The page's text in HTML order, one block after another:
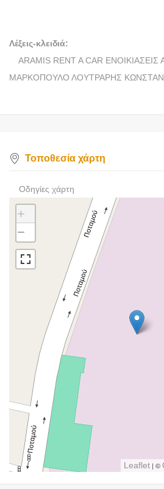
Λέξεις-κλειδιά:
ARAMIS RENT A CAR
ΜΑΡΚΟΠΟΥΛΟ ΛΟΥΤΡΑΡΗΣ
Τοποθεσία χάρτη
Οδηγίες χάρτη
+
−
Leaflet | ©